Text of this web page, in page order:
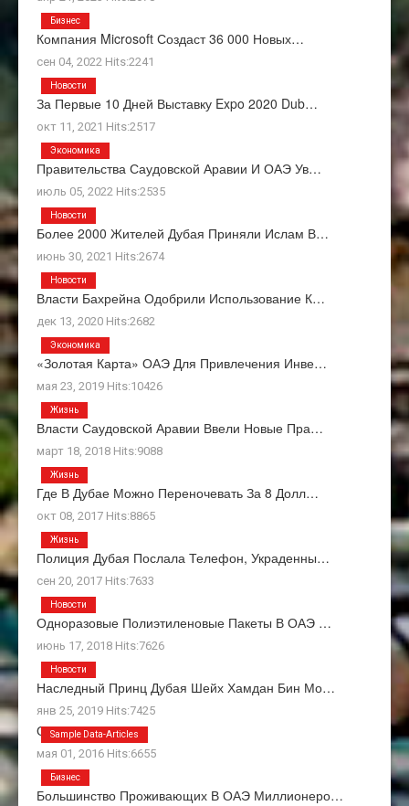
Компания Microsoft Создаст 36 000 Новых…
сен 04, 2022 Hits:2241
Бизнес
За Первые 10 Дней Выставку Expo 2020 Dub…
окт 11, 2021 Hits:2517
Новости
Правительства Саудовской Аравии И ОАЭ Ув…
июль 05, 2022 Hits:2535
Экономика
Более 2000 Жителей Дубая Приняли Ислам В…
июнь 30, 2021 Hits:2674
Новости
Власти Бахрейна Одобрили Использование К…
дек 13, 2020 Hits:2682
Новости
«Золотая Карта» ОАЭ Для Привлечения Инве…
мая 23, 2019 Hits:10426
Экономика
Власти Саудовской Аравии Ввели Новые Пра…
март 18, 2018 Hits:9088
Жизнь
Где В Дубае Можно Переночевать За 8 Долл…
окт 08, 2017 Hits:8865
Жизнь
Полиция Дубая Послала Телефон, Украденны…
сен 20, 2017 Hits:7633
Жизнь
Одноразовые Полиэтиленовые Пакеты В ОАЭ …
июнь 17, 2018 Hits:7626
Новости
Наследный Принц Дубая Шейх Хамдан Бин Мо…
янв 25, 2019 Hits:7425
Новости
О Нас
мая 01, 2016 Hits:6655
Sample Data-Articles
Большинство Проживающих В ОАЭ Миллионеро…
Бизнес